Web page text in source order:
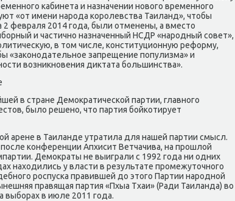
кабинета и назначении нового временного
«от имени народа королевства Таиланд», чтобы
февраля 2014 года, были отменены, а вместо
и частично назначенный НСДР «народный совет»,
в том числе, конституционную реформу,
«законодательное запрещение популизма» и
возникновения диктата большинства».
в стране Демократической партии, главного
было решено, что партия бойкотирует
арене в Таиланде утратила для нашей партии смысл.
конференции Апхисит Ветчачива, на прошлой
Демократы не выиграли с 1992 года ни одних
находились у власти в результате промежуточного
роспуска правившей до этого Партии народной
правящая партия «Пхыа Тхаи» (Ради Таиланда) во
выборах в июле 2011 года.